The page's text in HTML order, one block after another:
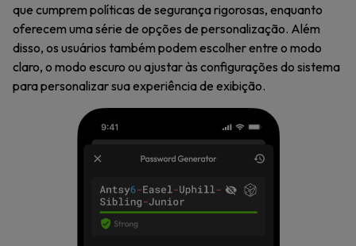
que cumprem políticas de segurança rigorosas, enquanto
oferecem uma série de opções de personalização. Além
disso, os usuários também podem escolher entre o modo
claro, o modo escuro ou ajustar às configurações do sistema
para personalizar sua experiência de exibição.